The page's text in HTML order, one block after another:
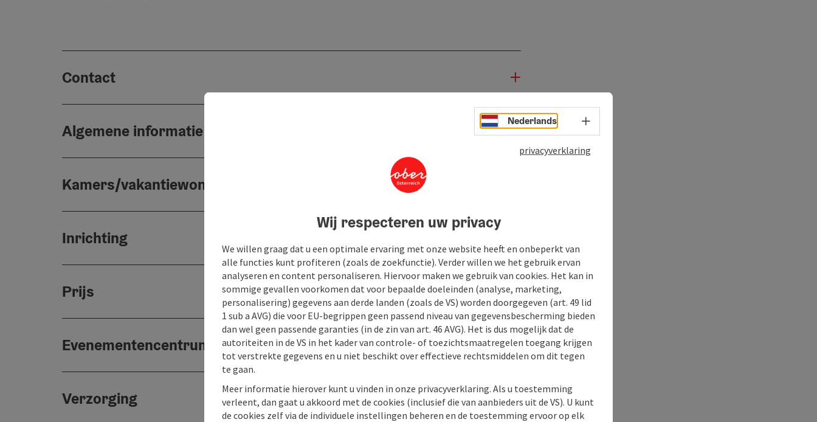
Contact
Algemene informatie
Kamers/vakantiewoningen
Inrichting
Prijs
Evenementencentrum
Verzorging
Nederlands Taalkeuze - menu openen
privacyverklaring
Wij respecteren uw privacy
We willen graag dat u een optimale ervaring met onze website heeft en onbeperkt van
alle functies kunt profiteren (zoals de zoekfunctie). Verder willen we het gebruik ervan
analyseren en content personaliseren. Hiervoor maken we gebruik van cookies. Het kan in
sommige gevallen voorkomen dat voor bepaalde doeleinden (analyse, marketing,
personalisering) gegevens aan derde landen (zoals de VS) worden doorgegeven (art. 49 lid
1 sub a AVG) die voor EU-begrippen geen passend niveau van gegevensbescherming bieden
dan wel geen passende garanties (in de zin van art. 46 AVG). Het is dus mogelijk dat de
autoriteiten in de VS in het kader van controle- of toezichtsmaatregelen toegang krijgen
tot verstrekte gegevens en u niet beschikt over effectieve rechtsmiddelen om dit tegen
te gaan.
Meer informatie hierover kunt u vinden in onze privacyverklaring. Als u toestemming
verleent, dan gaat u akkoord met de cookies (inclusief die van aanbieders uit de VS). U kunt
de cookies zelf via de individuele instellingen beheren en de toestemming ervoor op elk